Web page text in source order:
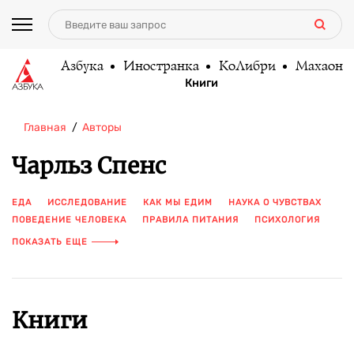
Азбука Иностранка КоЛибри Махаон
Книги
Главная Авторы
Чарльз Спенс
ЕДА ИССЛЕДОВАНИЕ КАК МЫ ЕДИМ
НАУКА О ЧУВСТВАХ
ПОВЕДЕНИЕ ЧЕЛОВЕКА
ПРАВИЛА ПИТАНИЯ
ПСИХОЛОГИЯ
ШНОБЕЛЕВСКАЯ ПРЕМИЯ
ПОКАЗАТЬ ЕЩЕ
Книги